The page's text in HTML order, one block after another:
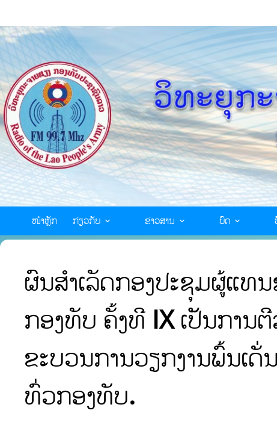
ໜ້າຫຼັກ ກ່ຽວກັບ ຂ່າວສານ ບົດ
ຜົນສໍາເລັດກອງປະຊຸມຜູ້ແ
ກອງທັບ ຄັ້ງທີ IX ເປັນການຕີ
ຂະບວນການວຽກງານພົ້ນເ
ທົ່ວກອງທັບ.